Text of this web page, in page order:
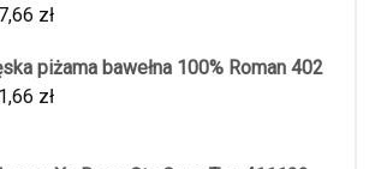
zł
piżama bawełna 100% Roman 402
zł